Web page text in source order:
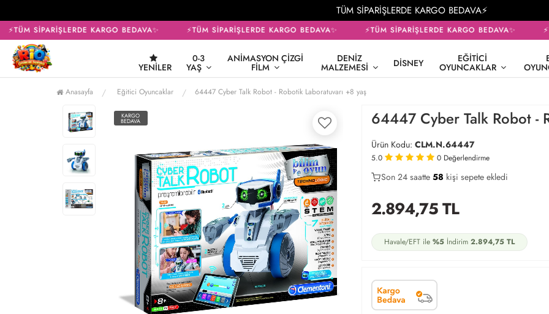
TÜM SİPARİŞLERDE KARGO BEDAVA⚡
⚡TÜM SİPARİŞLERDE KARGO BEDAVA✨ ⚡TÜM SİPARİŞLERDE KARGO BEDAVA✨ ⚡TÜM SİPARİŞLERDE KARGO BEDAVA✨
YENILER
0-3
YAŞ
ANIMASYON ÇIZGI
FILM
DENIZ
MALZEMESI DISNEY EĞITICI
OYUNCAKLAR
Anasayfa Eğitici Oyuncaklar 64447 Cyber Talk Robot - Robotik Laboratuvarı +8 yaş
KARGO
BEDAVA 64447 Cyber Talk Robot -
Ürün Kodu: CLM.N.64447
5.0 0 Değerlendirme
31
Son 24 saatte 60 kişi sepete ekledi
16
2.894,75TL
Havale/EFT ile %5İndirim 2.894,75TL